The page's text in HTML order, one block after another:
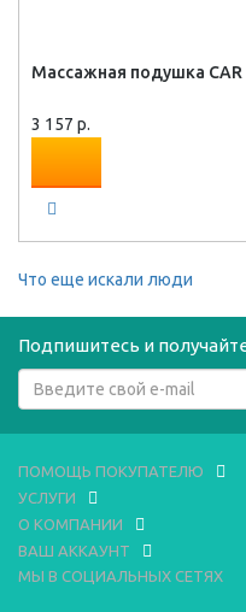
Массажная подушка CAR
3 157 р.
Что еще искали люди
Подпишитесь и
ПОМОЩЬ ПОКУПАТЕЛЮ
УСЛУГИ
О КОМПАНИИ
ВАШ АККАУНТ
МЫ В СОЦИАЛЬНЫХ СЕТЯХ